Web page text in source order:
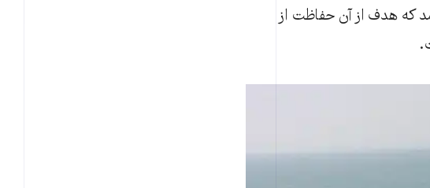
که هدف از آن حفاظت از